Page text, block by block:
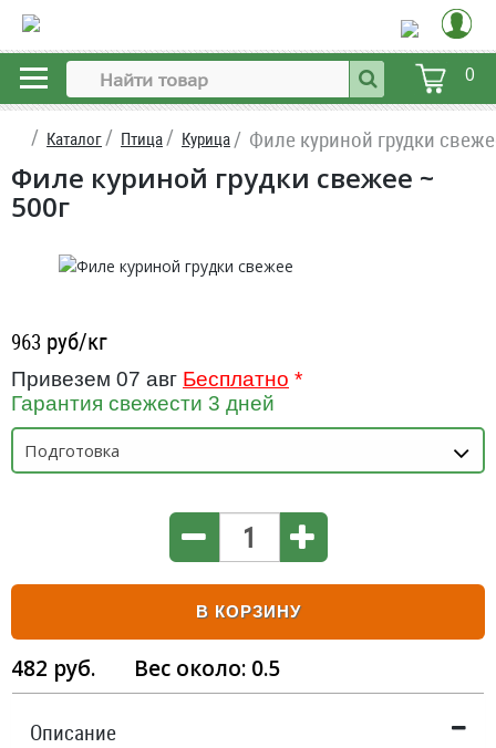
0
Каталог Птица Курица Филе куриной грудки
Филе куриной грудки свежее ~
500г
963 руб/кг
Привезем 07 авг Бесплатно *
Гарантия свежести 3 дней
Подготовка
В КОРЗИНУ
482 руб. Вес около: 0.5
Описание